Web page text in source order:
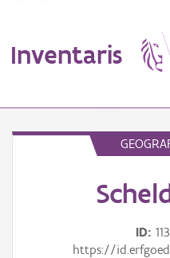
Inventaris
ID
https://